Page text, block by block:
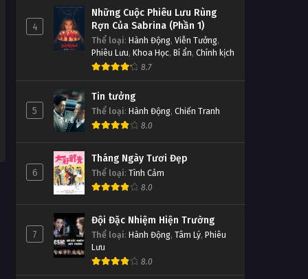
Tập Tập 722
Thử Thách Thần Tượng Tập
Tập 721
Thử Thách Thần Tượng Tập
Tập 720
Thử Thách Thần Tượng Tập
Tập 719
Thử Thách Thần Tượng Tập
Tập 718
Tập Tập 718
Tập 656
Thử Thách Thần Tượng Tập
655
Thử Thách Thần Tượng Tập
654
Tập 654
Thử Thách Thần Tượng Tập
Tập 653
Thử Thách Thần Tượng Tập
652
4
Những Cuộc Phiêu Lưu Rùng
Rợn Của Sabrina (Phần 1)
Thể loại: Hành Động, Viễn Tưởng,
Phiêu Lưu, Khoa Học, Bí ẩn, Chính kịch
8.7
5
Tin tưởng
Thể loại: Hành Động, Chiến Tranh
8.0
6
Tháng Ngày Tươi Đẹp
Thể loại: Tình Cảm
8.0
7
Đội Đặc Nhiệm Hiện Trường
Thể loại: Hành Động, Tâm Lý, Phiêu
Lưu
8.0